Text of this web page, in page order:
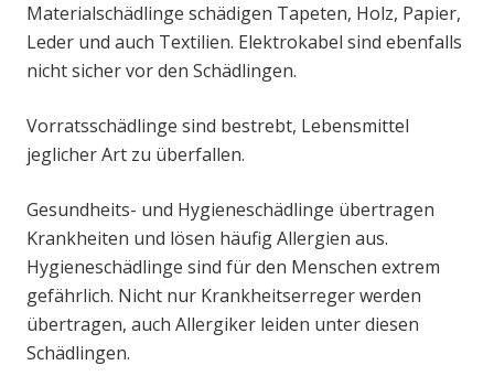
Materialschädlinge schädigen Tapeten, Holz, Papier,
Leder und auch Textilien. Elektrokabel sind ebenfalls
nicht sicher vor den Schädlingen.
Vorratsschädlinge sind bestrebt, Lebensmittel
jeglicher Art zu überfallen.
Gesundheits- und Hygieneschädlinge übertragen
Krankheiten und lösen häufig Allergien aus.
Hygieneschädlinge sind für den Menschen extrem
gefährlich. Nicht nur Krankheitserreger werden
übertragen, auch Allergiker leiden unter diesen
Schädlingen.